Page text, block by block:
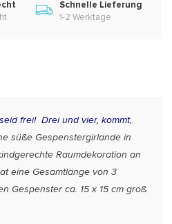
Schnelle Lieferung
1-2 Werktage
frei! Drei und vier, kommt,
süße Gespenstergirlande in
Raumdekoration an
eine Gesamtlänge von 3
Gespenster ca. 15 x 15 cm groß